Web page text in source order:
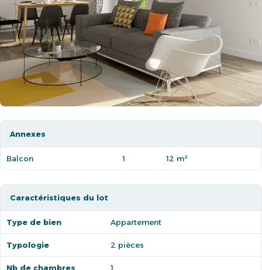
Annexes
Balcon 1 12 m²
Caractéristiques du lot
Type de bien Appartement
Typologie 2 pièces
Nb de chambres 1